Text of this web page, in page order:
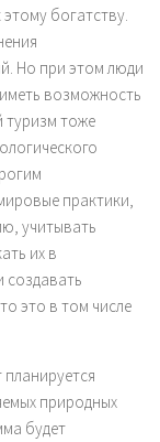
богатству.
Но при этом люди
возможность
туризм тоже
практики,
учитывать
их в
создавать
это в том числе
природных
будет